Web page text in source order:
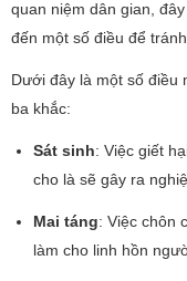
quan niệm dân gian,
đến một số điều để
Dưới đây là một số điều
ba khắc:
Sát sinh: Việc giết
cho là sẽ gây ra
Mai táng: Việc chôn
làm cho linh hồn